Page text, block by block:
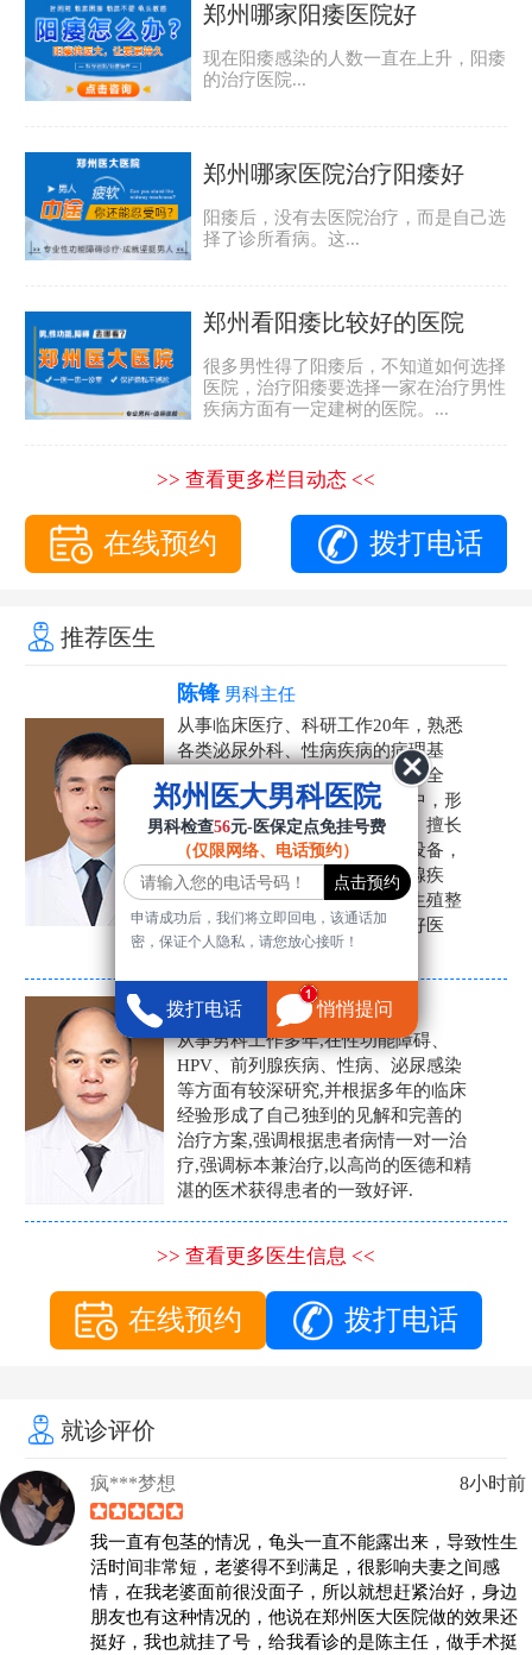
郑州哪家阳痿医院好
现在阳痿感染的人数一直在上升，阳痿
的治疗医院...
郑州哪家医院治疗阳痿好
阳痿后，没有去医院治疗，而是自己选
择了诊所看病。这...
郑州看阳痿比较好的医院
很多男性得了阳痿后，不知道如何选择
医院，治疗阳痿要选择一家在治疗男性
疾病方面有一定建树的医院。...
>> 查看更多栏目动态 <<
在线预约 拨打电话
推荐医生
陈锋 男科主任
从事临床医疗、科研工作20年，熟悉
各类泌尿外科、性病疾病的病理基
础，诊断治疗和临床操作，技术全
面。在男科疾病的诊断和诊疗中，形
成了一套独具特色的诊疗方案。擅长
运用国内外先进的医学技术和设备，
科学诊疗各类阳痿早泄、前列腺疾
病、射精障碍、性病、HPV、生殖整
形等疾病，是患者非常信赖的好医
生。
张营富
男科主任
从事男科工作多年,在性功能障碍、
HPV、前列腺疾病、性病、泌尿感染
等方面有较深研究,并根据多年的临床
经验形成了自己独到的见解和完善的
治疗方案,强调根据患者病情一对一治
疗,强调标本兼治疗,以高尚的医德和精
湛的医术获得患者的一致好评.
>> 查看更多医生信息 <<
在线预约 拨打电话
就诊评价
疯***梦想 8小时前
我一直有包茎的情况，龟头一直不能露出来，导致性生
活时间非常短，老婆得不到满足，很影响夫妻之间感
情，在我老婆面前很没面子，所以就想赶紧治好，身边
朋友也有这种情况的，他说在郑州医大医院做的效果还
挺好，我也就挂了号，给我看诊的是陈主任，做手术挺
郑州医大男科医院
男科检查56元-医保定点免挂号费
（仅限网络、电话预约）
申请成功后，我们将立即回电，该通话加
密，保证个人隐私，请您放心接听！
拨打电话 悄悄提问